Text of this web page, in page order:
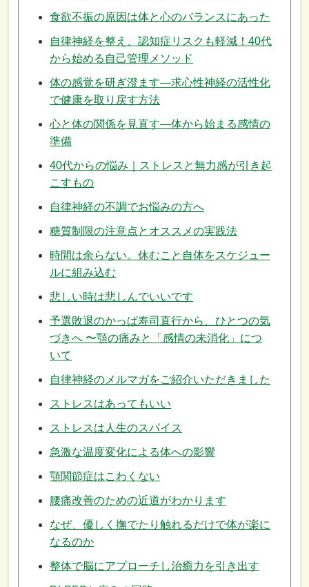
食欲不振の原因は体と心のバランスにあった
自律神経を整え、認知症リスクも軽減！40代
から始める自己管理メソッド
体の感覚を研ぎ澄ます—求心性神経の活性化
で健康を取り戻す方法
心と体の関係を見直す—体から始まる感情の
準備
40代からの悩み｜ストレスと無力感が引き起
こすもの
自律神経の不調でお悩みの方へ
糖質制限の注意点とオススメの実践法
時間は余らない。休むこと自体をスケジュー
ルに組み込む
悲しい時は悲しんでいいです
予選敗退のかっぱ寿司直行から、ひとつの気
づきへ 〜顎の痛みと「感情の未消化」につ
いて
自律神経のメルマガをご紹介いただきました
ストレスはあってもいい
ストレスは人生のスパイス
急激な温度変化による体への影響
顎関節症はこわくない
腰痛改善のための近道がわかります
なぜ、優しく撫でたり触れるだけで体が楽に
なるのか
整体で脳にアプローチし治癒力を引き出す